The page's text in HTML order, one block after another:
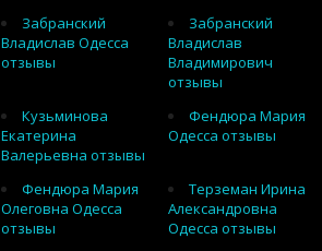
Забранский
Владислав Одесса
отзывы
Забранский
Владислав
Владимирович
отзывы
Кузьминова
Екатерина
Валерьевна отзывы
Фендюра Мария
Одесса отзывы
Фендюра Мария
Олеговна Одесса
отзывы
Терземан Ирина
Александровна
Одесса отзывы